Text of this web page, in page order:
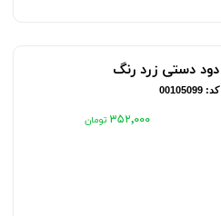
دود دستی زرد رنگ
کد: 00105099
۳۵۲٬۰۰۰